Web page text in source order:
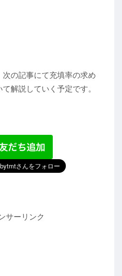
の記事にて充填率の求め
解説していく予定です。
サーリンク